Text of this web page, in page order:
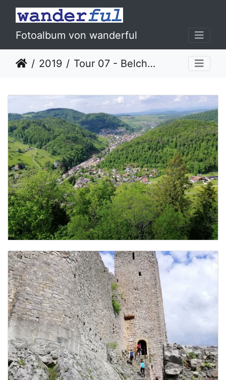
Fotoalbum von wanderful
2019 Tour 07 - Belchenflue